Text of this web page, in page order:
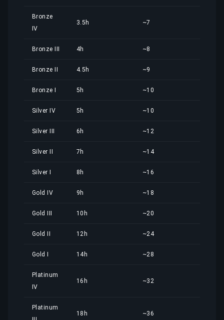
Bronze
IV
3.5h ~7
Bronze III 4h ~8
Bronze II 4.5h ~9
Bronze I 5h ~10
Silver IV 5h ~10
Silver III 6h ~12
Silver II 7h ~14
Silver I 8h ~16
Gold IV 9h ~18
Gold III 10h ~20
Gold II 12h ~24
Gold I 14h ~28
Platinum
IV
16h ~32
Platinum
18h ~36